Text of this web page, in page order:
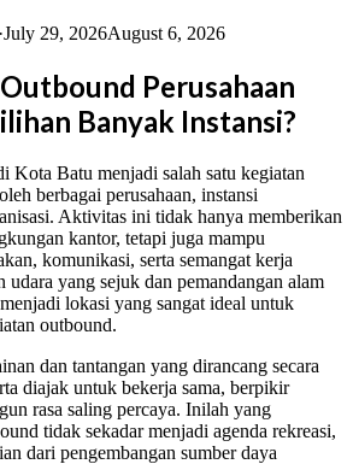
·July 29, 2026August 6, 2026
Perusahaan
Banyak Instansi?
Kota Batu menjadi salah satu kegiatan
berbagai perusahaan, instansi
Aktivitas ini tidak hanya memberikan
kantor, tetapi juga mampu
komunikasi, serta semangat kerja
udara yang sejuk dan pemandangan alam
lokasi yang sangat ideal untuk
outbound.
dan tantangan yang dirancang secara
diajak untuk bekerja sama, berpikir
rasa saling percaya. Inilah yang
tidak sekadar menjadi agenda rekreasi,
dari pengembangan sumber daya